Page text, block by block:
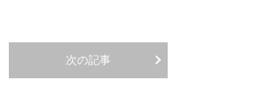
次の記事